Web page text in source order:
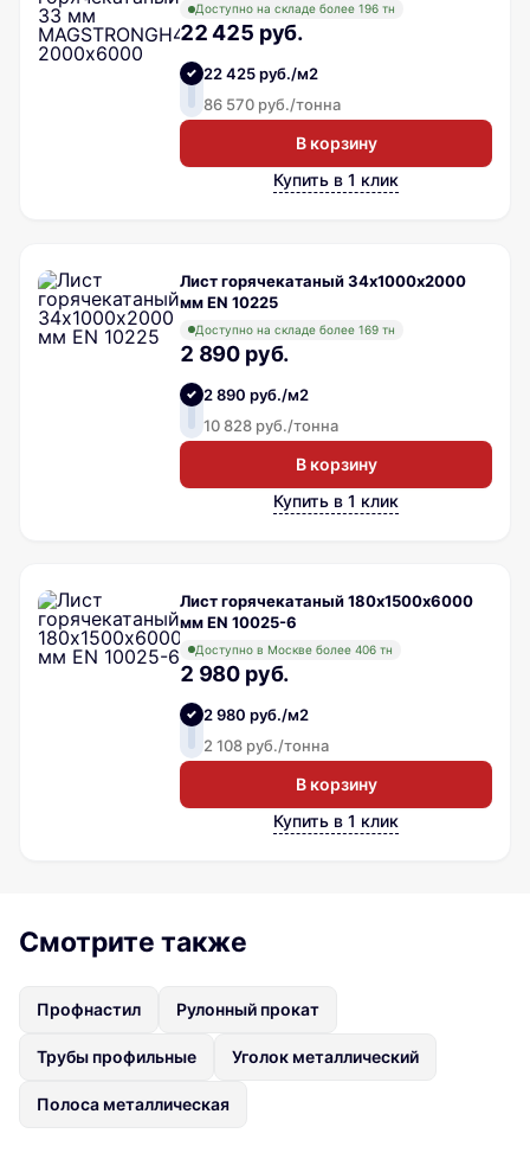
Доступно на складе более 196 тн
22 425 руб.
22 425 руб./м2
86 570 руб./тонна
В корзину
Купить в 1 клик
Лист горячекатаный 34х1000х2000
мм EN 10225
Доступно на складе более 169 тн
2 890 руб.
2 890 руб./м2
10 828 руб./тонна
В корзину
Купить в 1 клик
Лист горячекатаный 180х1500х6000
мм EN 10025-6
Доступно в Москве более 406 тн
2 980 руб.
2 980 руб./м2
2 108 руб./тонна
В корзину
Купить в 1 клик
Смотрите также
Профнастил Рулонный прокат
Трубы профильные Уголок металлический
Полоса металлическая